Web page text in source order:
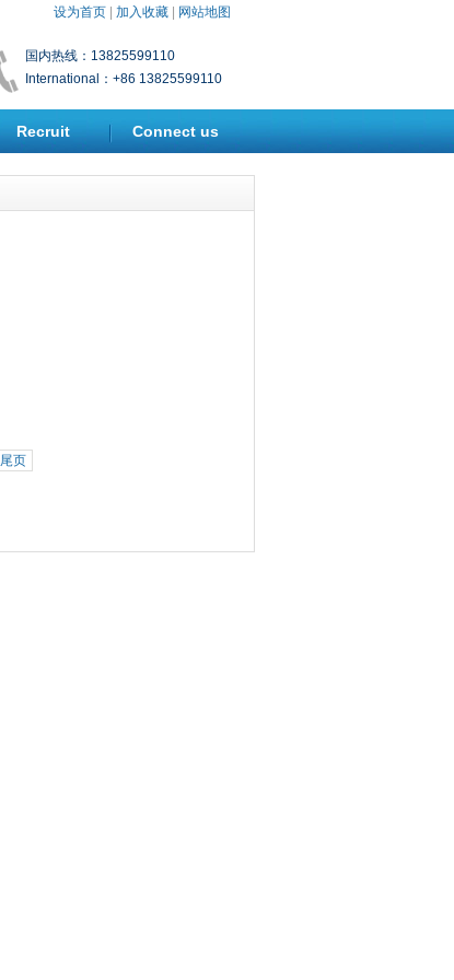
设为首页| 加入收藏| 网站地图
国内热线：13825599110
International：+86 13825599110
Recruit Connect us
尾页